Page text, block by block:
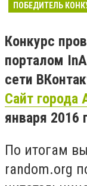
ПОБЕДИТЕЛЬ
Конкурс
порталом
сети
Сайт города
января 2016
По итогам
random.org